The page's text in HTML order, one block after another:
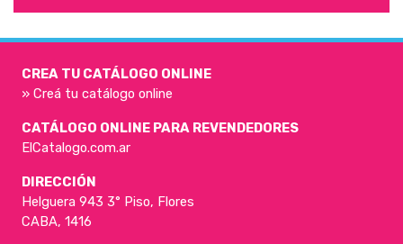
CREA TU CATÁLOGO ONLINE
» Creá tu catálogo online
CATÁLOGO ONLINE PARA REVENDEDORES
ElCatalogo.com.ar
DIRECCIÓN
Helguera 943 3° Piso, Flores
CABA, 1416